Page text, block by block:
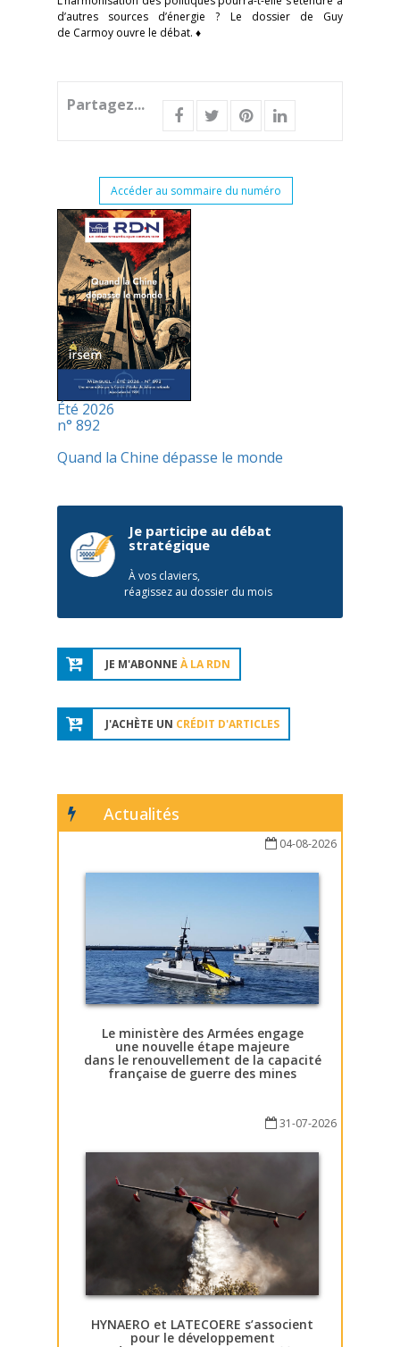
d’autres sources d’énergie ? Le dossier de Guy
de Carmoy ouvre le débat. ♦
Partagez...
Accéder au sommaire du numéro
Été 2026
n° 892
Quand la Chine dépasse le monde
Je participe au débat
stratégique
À vos claviers,
réagissez au dossier du mois
JE M'ABONNE À LA RDN
J'ACHÈTE UN CRÉDIT D'ARTICLES
Actualités
04-08-2026
Le ministère des Armées engage
une nouvelle étape majeure
dans le renouvellement de la capacité
française de guerre des mines
31-07-2026
HYNAERO et LATECOERE s’associent
pour le développement